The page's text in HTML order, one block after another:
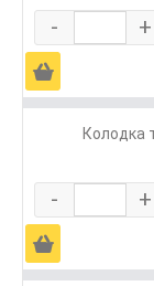
- +
Ä
Колодка
- +
Ä